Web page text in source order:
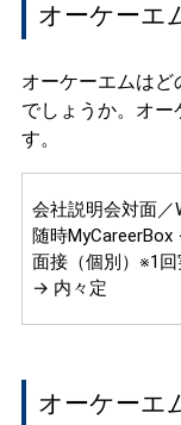
オーケーエ
オーケーエムは
でしょうか。オ
す。
会社説明会対面
随時
面接（個別）※1
→ 内々定
オーケーエ